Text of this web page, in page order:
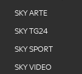
SKY ARTE
SKY TG24
SKY SPORT
SKY VIDEO